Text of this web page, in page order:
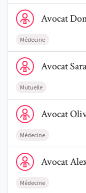
Voir le profil de
Avocat
Médecine
Voir le profil de
Avocat
Mutuelle
Voir le profil de
Avocat
Médecine
Voir le profil de
Avocat
Médecine